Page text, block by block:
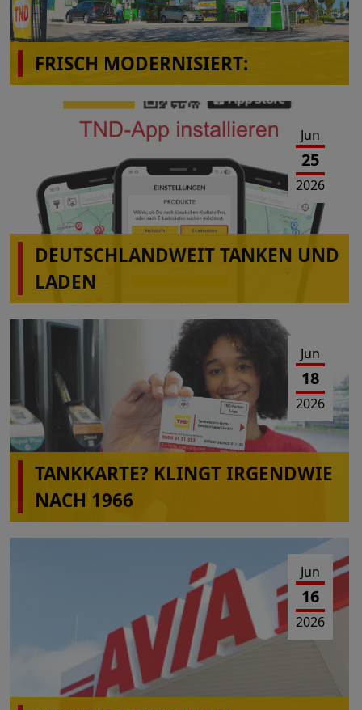
FRISCH MODERNISIERT:
Das Tank-Center Mettingen präsentiert sich im
neuen Look!
Jun
25
2026
DEUTSCHLANDWEIT TANKEN UND
LADEN
Jun
18
2026
TANKKARTE? KLINGT IRGENDWIE
NACH 1966
Jun
16
2026